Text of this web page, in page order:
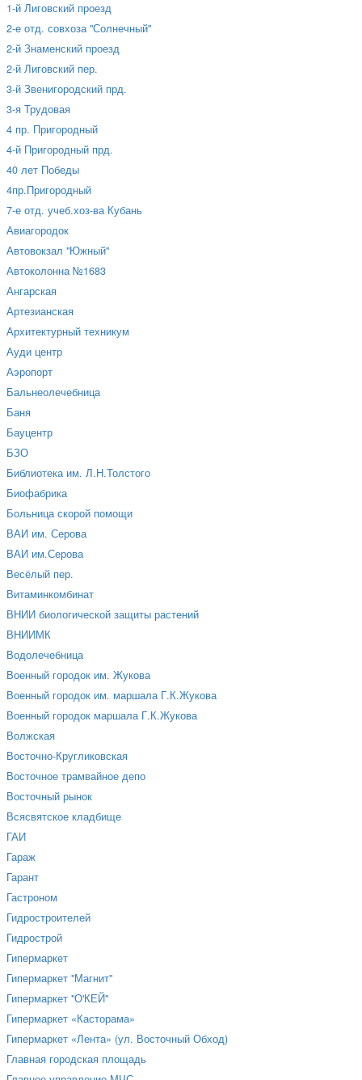
1-й Лиговский проезд
2-е отд. совхоза "Солнечный"
2-й Знаменский проезд
2-й Лиговский пер.
3-й Звенигородский прд.
3-я Трудовая
4 пр. Пригородный
4-й Пригородный прд.
40 лет Победы
4пр.Пригородный
7-е отд. учеб.хоз-ва Кубань
Авиагородок
Автовокзал "Южный"
Автоколонна №1683
Ангарская
Артезианская
Архитектурный техникум
Ауди центр
Аэропорт
Бальнеолечебница
Баня
Бауцентр
БЗО
Библиотека им. Л.Н.Толстого
Биофабрика
Больница скорой помощи
ВАИ им. Серова
ВАИ им.Серова
Весёлый пер.
Витаминкомбинат
ВНИИ биологической защиты растений
ВНИИМК
Водолечебница
Военный городок им. Жукова
Военный городок им. маршала Г.К.Жукова
Военный городок маршала Г.К.Жукова
Волжская
Восточно-Кругликовская
Восточное трамвайное депо
Восточный рынок
Всясвятское кладбище
ГАИ
Гараж
Гарант
Гастроном
Гидростроителей
Гидрострой
Гипермаркет
Гипермаркет "Магнит"
Гипермаркет "О'КЕЙ"
Гипермаркет «Касторама»
Гипермаркет «Лента» (ул. Восточный Обход)
Главная городская площадь